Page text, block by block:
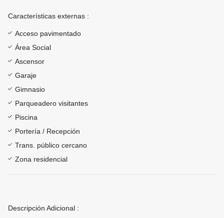
Características externas :
Acceso pavimentado
Área Social
Ascensor
Garaje
Gimnasio
Parqueadero visitantes
Piscina
Portería / Recepción
Trans. público cercano
Zona residencial
Descripción Adicional :